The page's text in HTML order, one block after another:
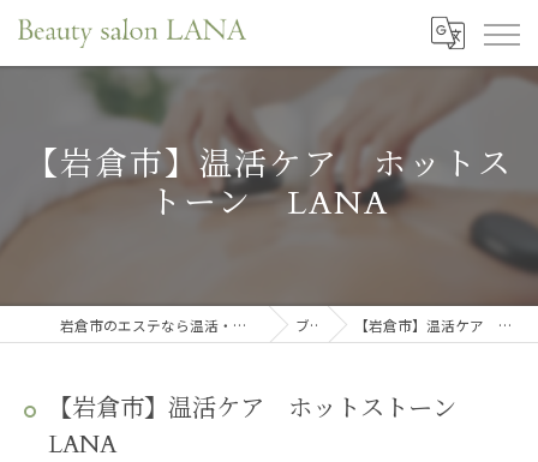
【岩倉市】温活ケア ホットス
トーン LANA
岩倉市のエステなら温活・肌育・口元リフレサロンLANA ブログ 【岩倉市】温活ケア ホットストーン LANA
【岩倉市】温活ケア ホットストーン
LANA